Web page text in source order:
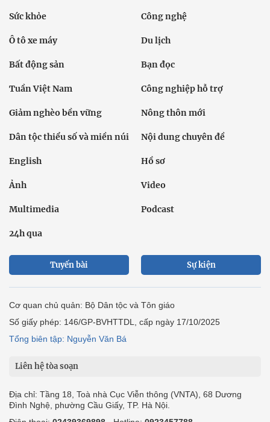
Sức khỏe Công nghệ
Ô tô xe máy Du lịch
Bất động sản Bạn đọc
Tuần Việt Nam Công nghiệp hỗ trợ
Giảm nghèo bền vững Nông thôn mới
Dân tộc thiểu số và miền núi Nội dung chuyên đề
English Hồ sơ
Ảnh Video
Multimedia Podcast
24h qua
Tuyến bài Sự kiện
Cơ quan chủ quản: Bộ Dân tộc và Tôn giáo
Số giấy phép: 146/GP-BVHTTDL, cấp ngày 17/10/2025
Tổng biên tập: Nguyễn Văn Bá
Liên hệ tòa soạn
Địa chỉ: Tầng 18, Toà nhà Cục Viễn thông (VNTA), 68 Dương
Đình Nghệ, phường Cầu Giấy, TP. Hà Nội.